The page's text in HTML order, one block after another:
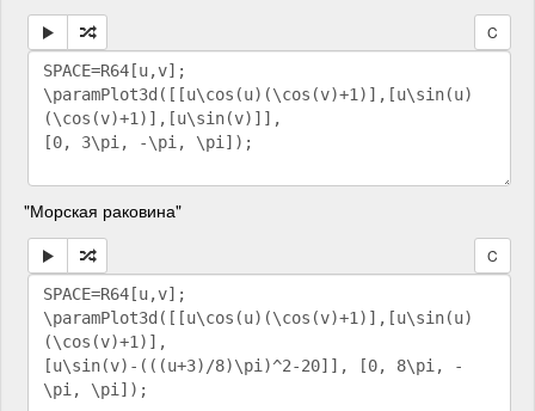
C
"Морская раковина"
C